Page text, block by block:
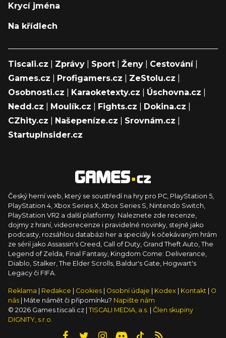
Krycí jména
Na křídlech
Tiscali.cz Zprávy Sport Ženy Cestování|
Games.cz
Profigamers.cz ZeStolu.cz
Osobnosti.cz
Karaoketexty.cz Úschovna.cz
Nedd.cz
Moulík.cz Fights.cz Dokina.cz
CZhity.cz
Našepeníze.cz Srovnám.cz
StartupInsider.cz
Český herní web, který se soustředí na hry pro PC, PlayStation 5,
PlayStation 4, Xbox Series X, Xbox Series S, Nintendo Switch,
PlayStation VR2 a další platformy. Naleznete zde recenze,
dojmy z hraní, videorecenze i pravidelné novinky, stejně jako
podcasty, rozsáhlou databázi her a speciály k očekávaným hrám
ze sérií jako Assassin's Creed, Call of Duty, Grand Theft Auto, The
Legend of Zelda, Final Fantasy, Kingdom Come: Deliverance,
Diablo, Stalker, The Elder Scrolls, Baldur's Gate, Hogwart's
Legacy či FIFA.
Reklama Redakce Cookies Osobní údaje Kodex Kontakt
O
nás
| Máte námět či připomínku? Napište nám
© 2026 Games.tiscali.cz | TISCALI MEDIA, a.s.
Člen skupiny
DIGNITY, s.r.o.